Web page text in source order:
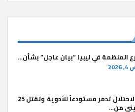
المنظمة في ليبيا “بيان عاجل” بشأن…
قوات الاحتلال تدمر مستودعاً للأدوية وتقتل 25
من…